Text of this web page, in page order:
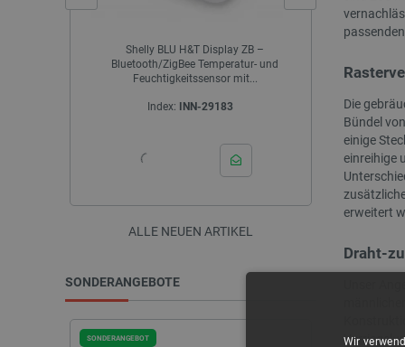
eSUN PLA+ Filament 1,75 mm 1 kg - Sehr
Peri
Index: SUN-28279
ALLE NEUEN ARTIKEL
SONDERANGEBOTE
SONDERANGEBOT
Die
Bündel
einige
einreihige
erweitert
Draht-
Unser
Wir